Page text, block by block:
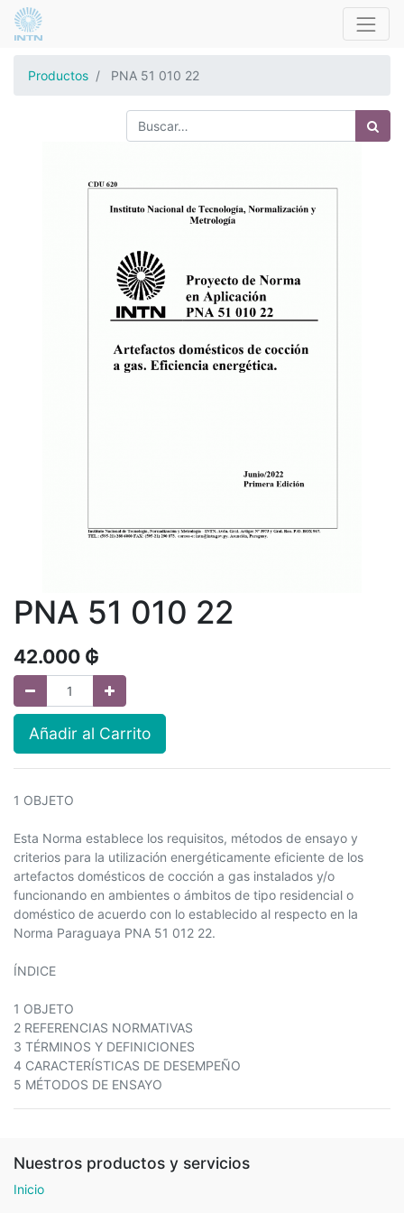
Productos PNA 51 010 22
PNA 51 010 22
42.000 ₲
Añadir al Carrito
1 OBJETO
Esta Norma establece los requisitos, métodos de ensayo y
criterios para la utilización energéticamente eficiente de los
artefactos domésticos de cocción a gas instalados y/o
funcionando en ambientes o ámbitos de tipo residencial o
doméstico de acuerdo con lo establecido al respecto en la
Norma Paraguaya PNA 51 012 22.
ÍNDICE
1 OBJETO
2 REFERENCIAS NORMATIVAS
3 TÉRMINOS Y DEFINICIONES
4 CARACTERÍSTICAS DE DESEMPEÑO
5 MÉTODOS DE ENSAYO
Nuestros productos y servicios
Inicio